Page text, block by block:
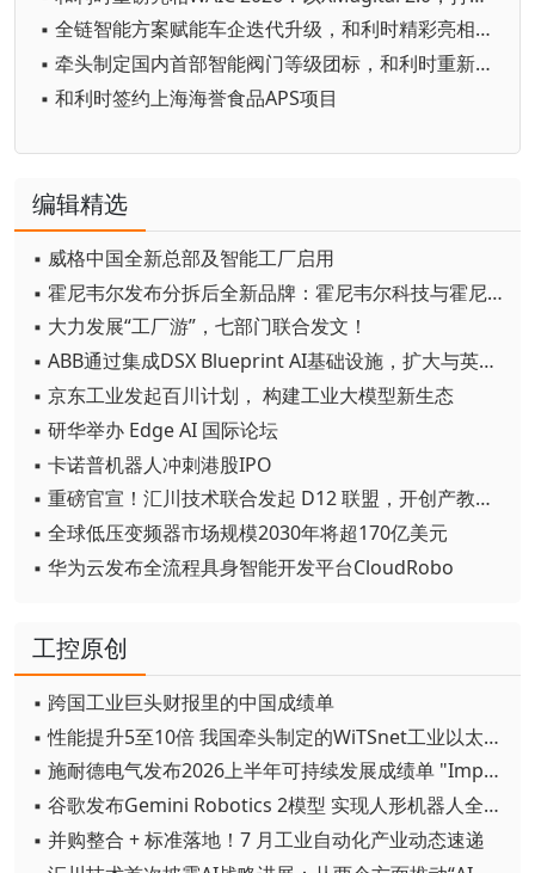
▪ 全链智能方案赋能车企迭代升级，和利时精彩亮相“AMTS 2026”
▪ 牵头制定国内首部智能阀门等级团标，和利时重新定义“智能”新赛道
▪ 和利时签约上海海誉食品APS项目
编辑精选
▪ 威格中国全新总部及智能工厂启用
▪ 霍尼韦尔发布分拆后全新品牌：霍尼韦尔科技与霍尼韦尔航空航天
▪ 大力发展“工厂游”，七部门联合发文！
▪ ABB通过集成DSX Blueprint AI基础设施，扩大与英伟达的合作
▪ 京东工业发起百川计划， 构建工业大模型新生态
▪ 研华举办 Edge AI 国际论坛
▪ 卡诺普机器人冲刺港股IPO
▪ 重磅官宣！汇川技术联合发起 D12 联盟，开创产教融合新范式
▪ 全球低压变频器市场规模2030年将超170亿美元
▪ 华为云发布全流程具身智能开发平台CloudRobo
工控原创
▪ 跨国工业巨头财报里的中国成绩单
▪ 性能提升5至10倍 我国牵头制定的WiTSnet工业以太网国际标准正式发布
▪ 施耐德电气发布2026上半年可持续发展成绩单 "Impact 2030"路线图开局稳健
▪ 谷歌发布Gemini Robotics 2模型 实现人形机器人全身智能控制突破
▪ 并购整合 + 标准落地！7 月工业自动化产业动态速递